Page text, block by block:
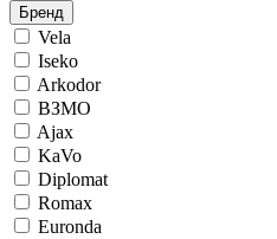
Бренд
Vela
Iseko
Arkodor
ВЗМО
Ajax
KaVo
Diplomat
Romax
Euronda